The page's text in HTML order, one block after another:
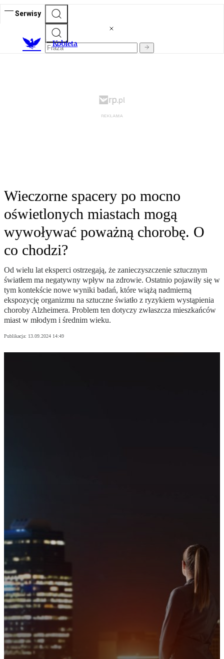
Serwisy
Kobieta
Wieczorne spacery po mocno
oświetlonych miastach mogą
wywoływać poważną chorobę. O
co chodzi?
Od wielu lat eksperci ostrzegają, że zanieczyszczenie sztucznym
światłem ma negatywny wpływ na zdrowie. Ostatnio pojawiły się w
tym kontekście nowe wyniki badań, które wiążą nadmierną
ekspozycję organizmu na sztuczne światło z ryzykiem wystąpienia
choroby Alzheimera. Problem ten dotyczy zwłaszcza mieszkańców
miast w młodym i średnim wieku.
Publikacja: 13.09.2024 14:49